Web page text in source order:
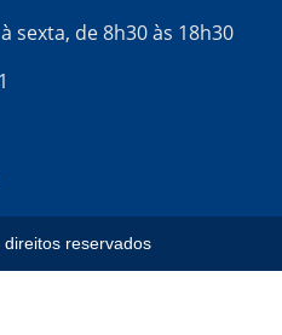
sexta, de 8h30 às 18h30
reservados